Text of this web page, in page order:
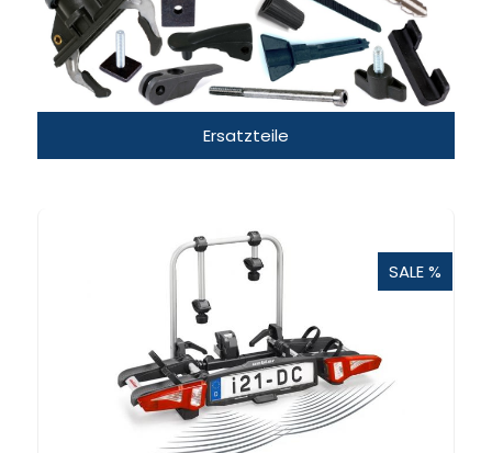
Ersatzteile
SALE %